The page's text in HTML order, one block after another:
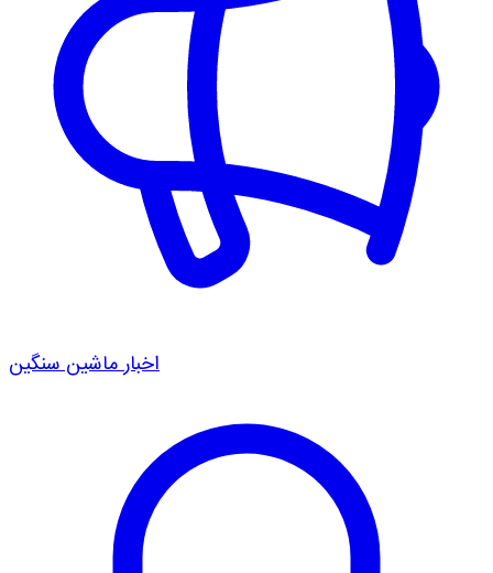
اخبار ماشین سنگین